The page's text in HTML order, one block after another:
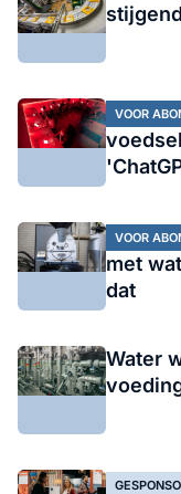
VOOR
VOOR
met
dat
Water